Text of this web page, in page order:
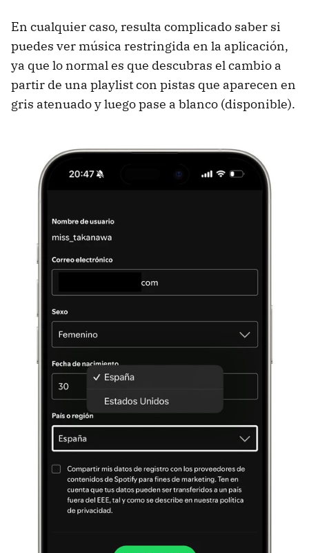
En cualquier caso, resulta complicado saber si
puedes ver música restringida en la aplicación,
ya que lo normal es que descubras el cambio a
partir de una playlist con pistas que aparecen en
gris atenuado y luego pase a blanco (disponible).